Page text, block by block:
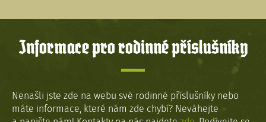
Informace pro rodinné příslušníky
Nenašli jste zde na webu své rodinné příslušníky nebo
máte informace, které nám zde chybí? Neváhejte